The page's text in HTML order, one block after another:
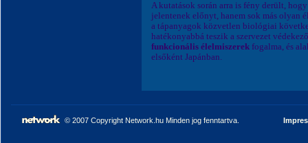
A kutatások során arra is fény derült,
jelentenek előnyt, hanem sok más olyan
a tápanyagok közvetlen biológiai
hatékonyabbá teszik a szervezet
funkcionális élelmiszerek fogalma, és
elsőként Japánban.
© 2007 Copyright Network.hu Minden jog fenntartva.